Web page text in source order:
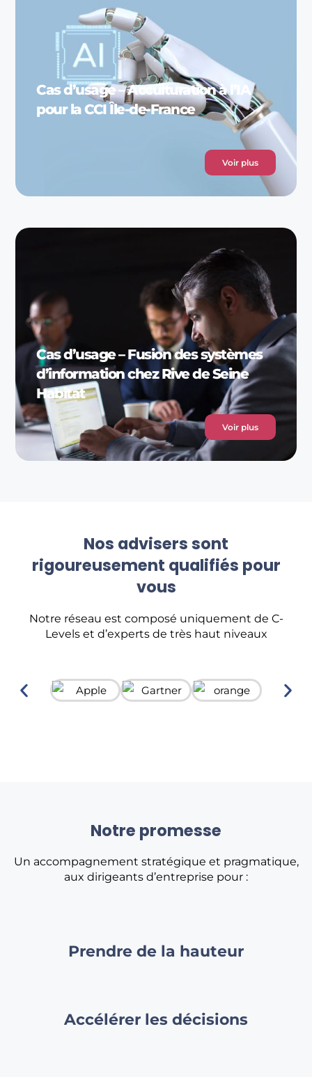
Cas d’usage – Acculturation à l’IA
pour la CCI Île-de-France
Voir plus
Cas d’usage – Fusion des systèmes
d’information chez Rive de Seine
Habitat
Voir plus
Nos advisers sont
rigoureusement qualifiés pour
vous
Notre réseau est composé uniquement de C-
Levels et d’experts de très haut niveaux
Notre promesse
Un accompagnement stratégique et pragmatique,
aux dirigeants d’entreprise pour :
Prendre de la hauteur
Accélérer les décisions​